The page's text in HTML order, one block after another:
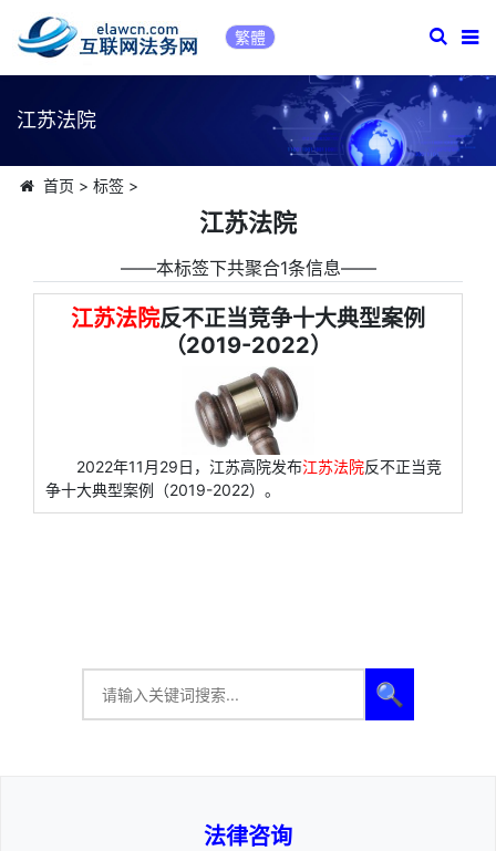
繁體
江苏法院
首页 > 标签>
江苏法院
――本标签下共聚合1条信息――
江苏法院反不正当竞争十大典型案例
（2019-2022）
2022年11月29日，江苏高院发布江苏法院反不正当竞
争十大典型案例（2019-2022）。
🔍
法律咨询